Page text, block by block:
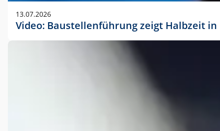
13.07.2026
Video: Baustellenführung zeigt Halbzeit